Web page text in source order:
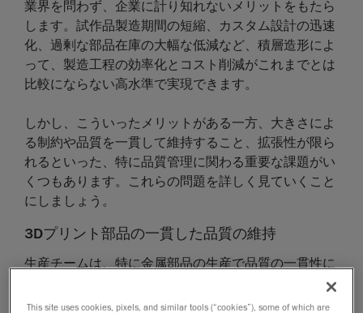
業界を問わず、企業に計り知れないメリットをもたら
します。試作品製造期間の短縮、カスタム設計の迅速
化、過剰な部品在庫の大幅な低減など、積層造形によ
って、製造工程の効率化とコスト削減がこれまでとは
比較にならない高水準で実現できます。
しかし、こういったメリットがある一方、大きさによ
る制約や品質を一貫して維持すること、拡張性が限ら
れるといった、特に品質管理に関わる重要な課題がい
くつもあります。これらの問題を詳しく見ていくこと
にしましょう。
3Dプリント部品の一貫した品質の維持
生産チームは、特に金属部品の生産で品質の一貫性に
This site uses cookies, pixels, and similar tools (“cookies”), some of which are